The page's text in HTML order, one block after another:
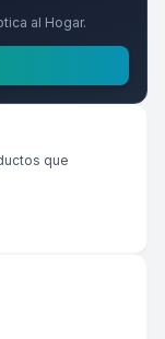
al Hogar.
que